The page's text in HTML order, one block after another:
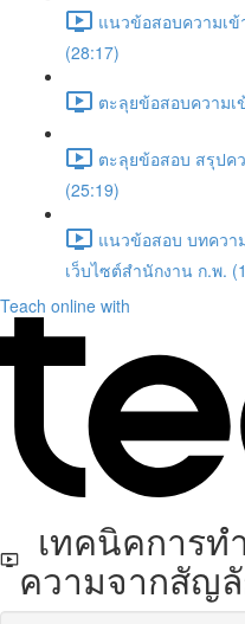
แนวข้อสอบความเข้
(28:17)
ตะลุยข้อสอบความเ
ตะลุยข้อสอบ สรุปค
(25:19)
แนวข้อสอบ บทคว
เว็บไซต์สำนักงาน ก.พ.
Teach online with
เทคนิคการท
ความจากสัญ